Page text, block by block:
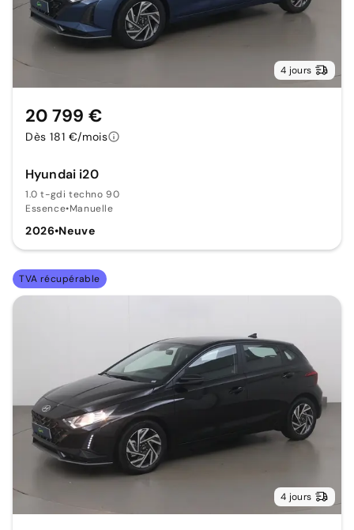
4 jours
Hyundai i20
1.0 t-gdi techno 90
Essence•Manuelle
2026•Neuve
20 799 €
Dès 181 €/mois
TVA récupérable
4 jours